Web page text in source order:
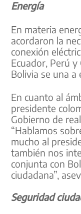
Energía
En materia
acordaron la
conexión
Ecuador, Perú
Bolivia se una a
En cuanto al
presidente
Gobierno de
“Hablamos
mucho al
también nos
conjunta con
ciudadana”,
Seguridad